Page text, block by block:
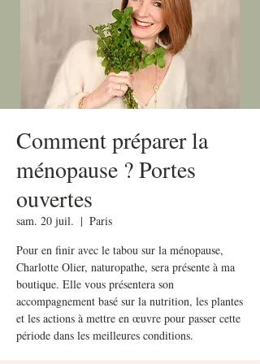
Comment préparer la
ménopause ? Portes
ouvertes
sam. 20 juil.
  |
Paris
Pour en finir avec le tabou sur la ménopause,
Charlotte Olier, naturopathe, sera présente à ma
boutique. Elle vous présentera son
accompagnement basé sur la nutrition, les plantes
et les actions à mettre en œuvre pour passer cette
période dans les meilleures conditions.